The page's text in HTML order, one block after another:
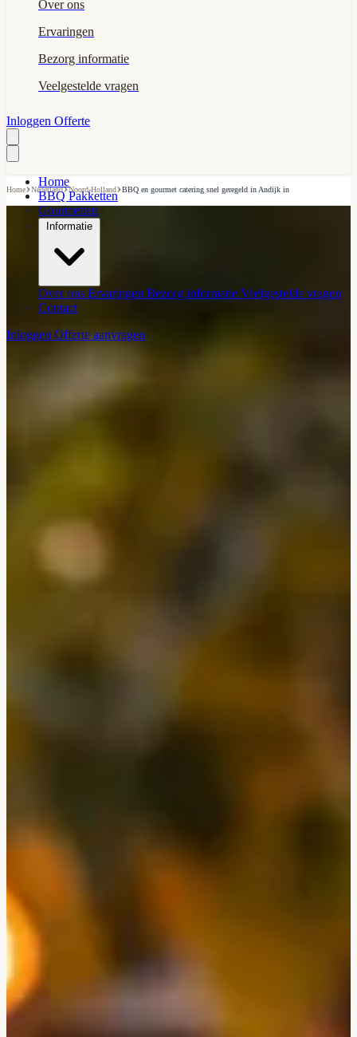
Over ons
Ervaringen
Bezorg informatie
Veelgestelde vragen
Inloggen Offerte
Home
BBQ Pakketten
Gourmetten
Informatie
Over ons Ervaringen Bezorg informatie Veelgestelde vragen
Contact
Inloggen Offerte aanvragen
Home›Nederland›Noord-Holland›BBQ en gourmet catering snel geregeld in Andijk in